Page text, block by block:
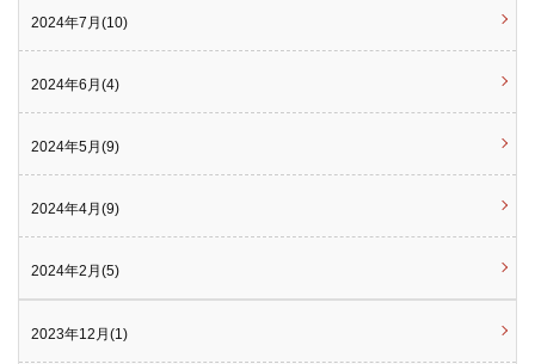
2024年7月(10)
2024年6月(4)
2024年5月(9)
2024年4月(9)
2024年2月(5)
2023年12月(1)